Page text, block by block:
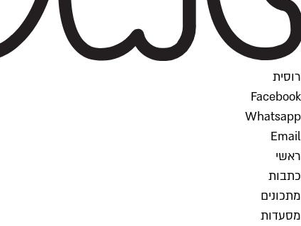
רוסית
Facebook
Whatsapp
Email
ראשי
כתבות
מתכונים
מסעדות